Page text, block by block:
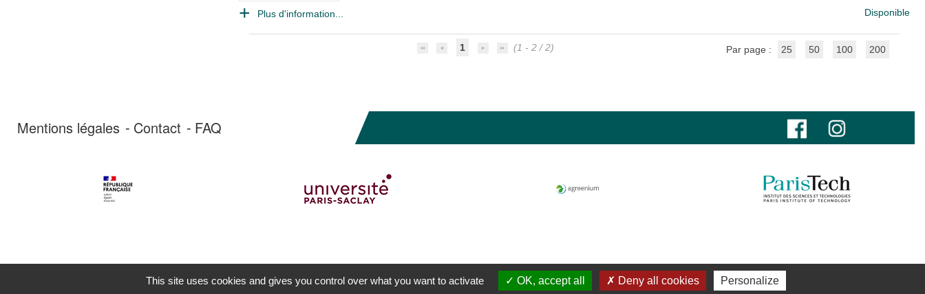
Plus d'information... Disponible
1 (1 - 2 / 2) Par page : 25 50 100 200
Mentions légales Contact FAQ
This site uses cookies and gives you control over what you want to activate OK, accept all Deny all cookies Personalize